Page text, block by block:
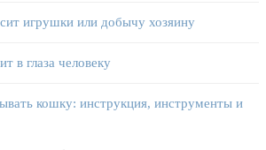
игрушки или добычу хозяину
в глаза человеку
кошку: инструкция, инструменты и